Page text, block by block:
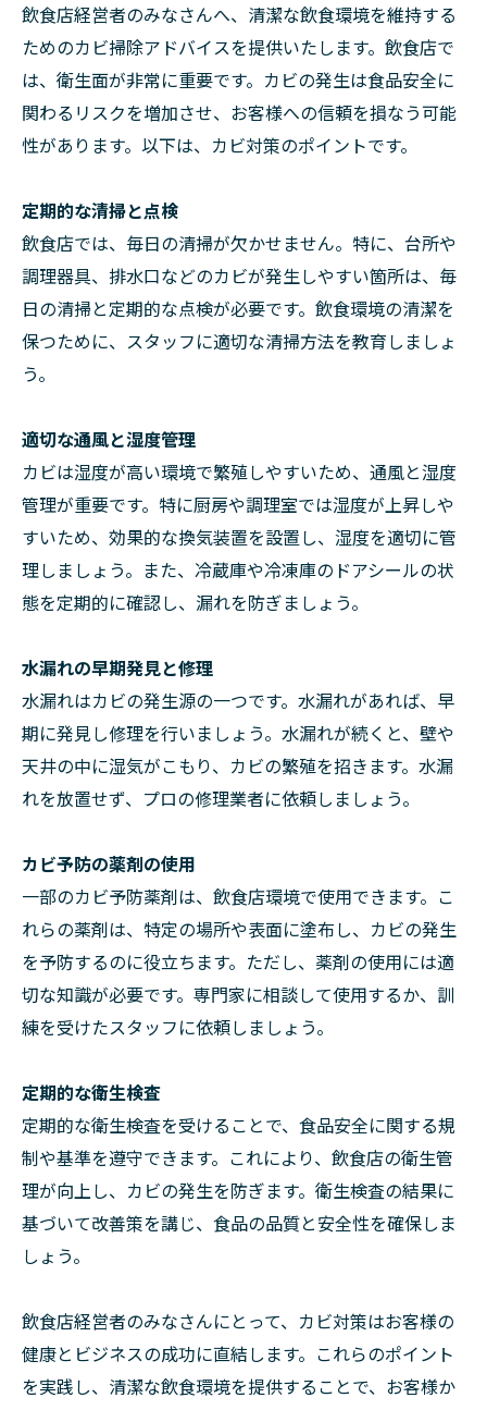
飲食店経営者のみなさんへ、清潔な飲食環境を維持する
ためのカビ掃除アドバイスを提供いたします。飲食店で
は、衛生面が非常に重要です。カビの発生は食品安全に
関わるリスクを増加させ、お客様への信頼を損なう可能
性があります。以下は、カビ対策のポイントです。
定期的な清掃と点検
飲食店では、毎日の清掃が欠かせません。特に、台所や
調理器具、排水口などのカビが発生しやすい箇所は、毎
日の清掃と定期的な点検が必要です。飲食環境の清潔を
保つために、スタッフに適切な清掃方法を教育しましょ
う。
適切な通風と湿度管理
カビは湿度が高い環境で繁殖しやすいため、通風と湿度
管理が重要です。特に厨房や調理室では湿度が上昇しや
すいため、効果的な換気装置を設置し、湿度を適切に管
理しましょう。また、冷蔵庫や冷凍庫のドアシールの状
態を定期的に確認し、漏れを防ぎましょう。
水漏れの早期発見と修理
水漏れはカビの発生源の一つです。水漏れがあれば、早
期に発見し修理を行いましょう。水漏れが続くと、壁や
天井の中に湿気がこもり、カビの繁殖を招きます。水漏
れを放置せず、プロの修理業者に依頼しましょう。
カビ予防の薬剤の使用
一部のカビ予防薬剤は、飲食店環境で使用できます。こ
れらの薬剤は、特定の場所や表面に塗布し、カビの発生
を予防するのに役立ちます。ただし、薬剤の使用には適
切な知識が必要です。専門家に相談して使用するか、訓
練を受けたスタッフに依頼しましょう。
定期的な衛生検査
定期的な衛生検査を受けることで、食品安全に関する規
制や基準を遵守できます。これにより、飲食店の衛生管
理が向上し、カビの発生を防ぎます。衛生検査の結果に
基づいて改善策を講じ、食品の品質と安全性を確保しま
しょう。
飲食店経営者のみなさんにとって、カビ対策はお客様の
健康とビジネスの成功に直結します。これらのポイント
を実践し、清潔な飲食環境を提供することで、お客様か